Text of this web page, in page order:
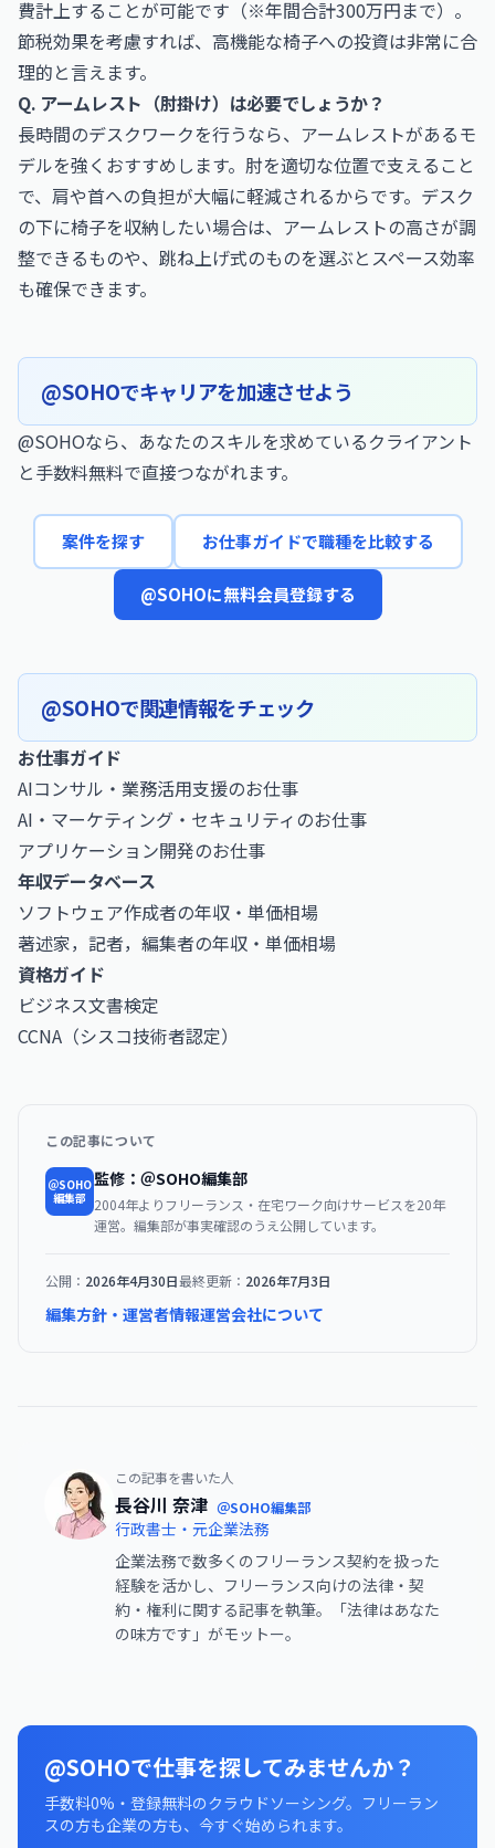
費計上することが可能です（※年間合計300万円まで）。
節税効果を考慮すれば、高機能な椅子への投資は非常に合
理的と言えます。
Q. アームレスト（肘掛け）は必要でしょうか？
長時間のデスクワークを行うなら、アームレストがあるモ
デルを強くおすすめします。肘を適切な位置で支えること
で、肩や首への負担が大幅に軽減されるからです。デスク
の下に椅子を収納したい場合は、アームレストの高さが調
整できるものや、跳ね上げ式のものを選ぶとスペース効率
も確保できます。
@SOHOでキャリアを加速させよう
@SOHOなら、あなたのスキルを求めているクライアント
と手数料無料で直接つながれます。
案件を探す お仕事ガイドで職種を比較する
@SOHOに無料会員登録する
@SOHOで関連情報をチェック
お仕事ガイド
AIコンサル・業務活用支援のお仕事
AI・マーケティング・セキュリティのお仕事
アプリケーション開発のお仕事
年収データベース
ソフトウェア作成者の年収・単価相場
著述家，記者，編集者の年収・単価相場
資格ガイド
ビジネス文書検定
CCNA（シスコ技術者認定）
この記事について
＠SOHO
編集部
監修：＠SOHO編集部
2004年よりフリーランス・在宅ワーク向けサービスを20年
運営。編集部が事実確認のうえ公開しています。
公開： 2026年4月30日最終更新： 2026年7月3日
編集方針・運営者情報運営会社について
この記事を書いた人
長谷川 奈津 ＠SOHO編集部
行政書士・元企業法務
企業法務で数多くのフリーランス契約を扱った
経験を活かし、フリーランス向けの法律・契
約・権利に関する記事を執筆。「法律はあなた
の味方です」がモットー。
@SOHOで仕事を探してみませんか？
手数料0%・登録無料のクラウドソーシング。フリーラン
スの方も企業の方も、今すぐ始められます。